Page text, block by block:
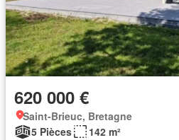
620 000 €
Saint-Brieuc, Bretagne
5 Pièces
142 m²